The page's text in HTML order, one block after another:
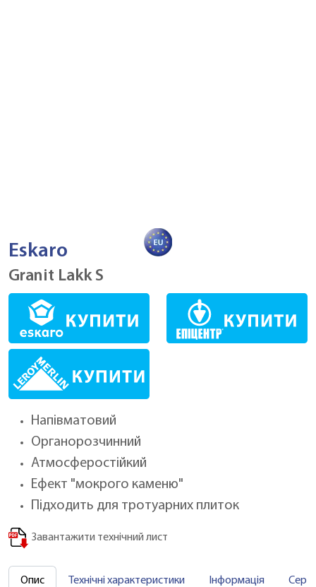
Eskaro
Granit Lakk S
Напівматовий
Органорозчинний
Атмосферостійкий
Ефект "мокрого каменю"
Підходить для тротуарних плиток
Завантажити технічний лист
Опис Технічні характеристики Інформація